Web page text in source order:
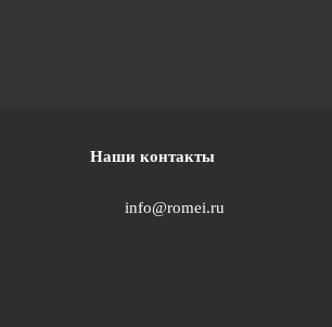
Наши контакты
info@romei.ru